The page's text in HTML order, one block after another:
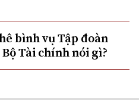
bình vụ Tập đoàn
Tài chính nói gì?